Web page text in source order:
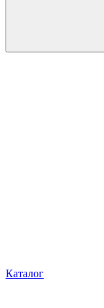
Каталог